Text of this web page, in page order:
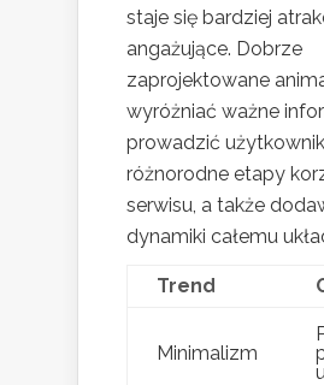
staje się bardziej
angażujące. Dobrze
zaprojektowane
wyróżniać ważne
prowadzić
różnorodne etapy
serwisu, a także
dynamiki całemu
Trend
Minimalizm